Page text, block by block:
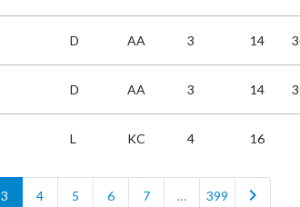
D AA 3 14
D AA 3 14
L KC 4 16
3 4 5 6 7 … 399 chevron_right